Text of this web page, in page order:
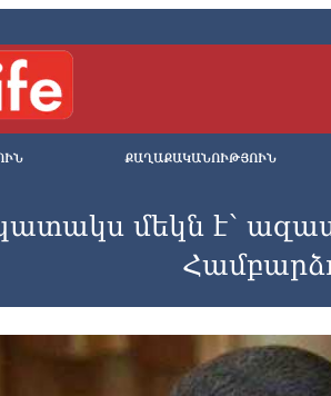
ՔԱՂԱՔԱԿԱՆՈՒԹՅՈՒՆ
մեկն է՝